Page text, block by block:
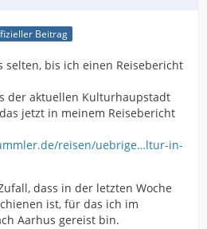
Beitrag
selten, bis ich einen Reisebericht
der aktuellen Kulturhaupstadt
jetzt in meinem Reisebericht
reisen/uebrige…ltur-in-
dass in der letzten Woche
ist, für das ich im
Aarhus gereist bin.